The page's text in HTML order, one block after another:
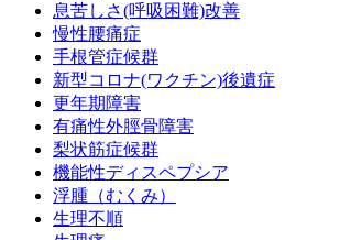
息苦しさ(呼吸困難)改善
慢性腰痛症
手根管症候群
新型コロナ(ワクチン)後遺症
更年期障害
有痛性外脛骨障害
梨状筋症候群
機能性ディスペプシア
浮腫（むくみ）
生理不順